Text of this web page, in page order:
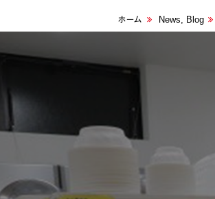
ホーム News Blog